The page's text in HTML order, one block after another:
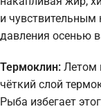
и чувствительным
давления осенью
Термоклин: Летом
чёткий слой
Рыба избегает